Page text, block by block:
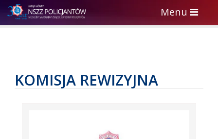
Toggle
navigation
Menu
KOMISJA REWIZYJNA